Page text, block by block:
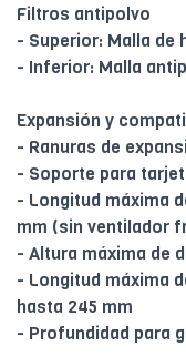
Filtros antipolvo
- Superior: Malla de
- Inferior: Malla
Expansión y
- Ranuras de
- Soporte para
- Longitud máxima
mm (sin ventilador
- Altura máxima de
- Longitud máxima
hasta 245 mm
- Profundidad para